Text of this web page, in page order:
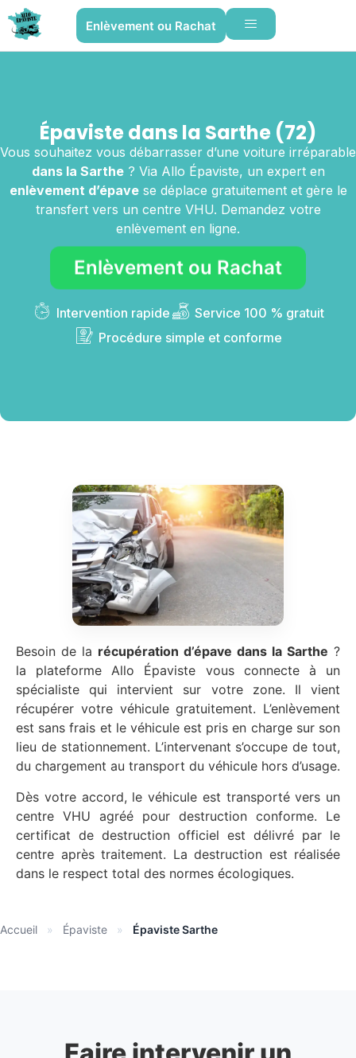
Enlèvement ou Rachat
Épaviste dans la Sarthe (72)
Vous souhaitez vous débarrasser d’une voiture irréparable
dans la Sarthe? Via Allo Épaviste, un expert en
enlèvement d’épavese déplace gratuitement et gère le
transfert vers un centre VHU. Demandez votre
enlèvement en ligne.
Enlèvement ou Rachat
Intervention rapide
Service 100 % gratuit
Procédure simple et conforme
Besoin de la récupération d’épave dans la Sarthe ?
la plateforme Allo Épaviste vous connecte à un
spécialiste qui intervient sur votre zone. Il vient
récupérer votre véhicule gratuitement. L’enlèvement
est sans frais et le véhicule est pris en charge sur son
lieu de stationnement. L’intervenant s’occupe de tout,
du chargement au transport du véhicule hors d’usage.
Dès votre accord, le véhicule est transporté vers un
centre VHU agréé pour destruction conforme. Le
certificat de destruction officiel est délivré par le
centre après traitement. La destruction est réalisée
dans le respect total des normes écologiques.
Accueil » Épaviste » Épaviste Sarthe